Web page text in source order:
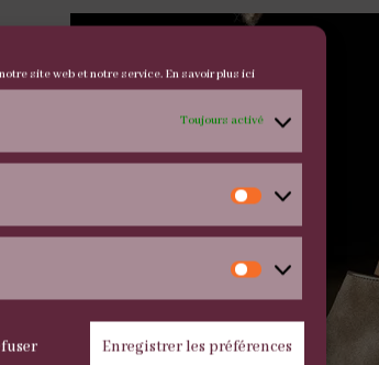
site web et notre service. En savoir plus ici
Toujours activé
Marketing
Enregistrer les préférences